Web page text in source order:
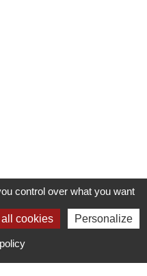
FORMATION
control over what you want
all cookies Personalize